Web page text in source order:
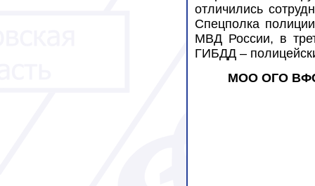
отличились
Спецполка
МВД России, в
ГИБДД –
МОО ОГО